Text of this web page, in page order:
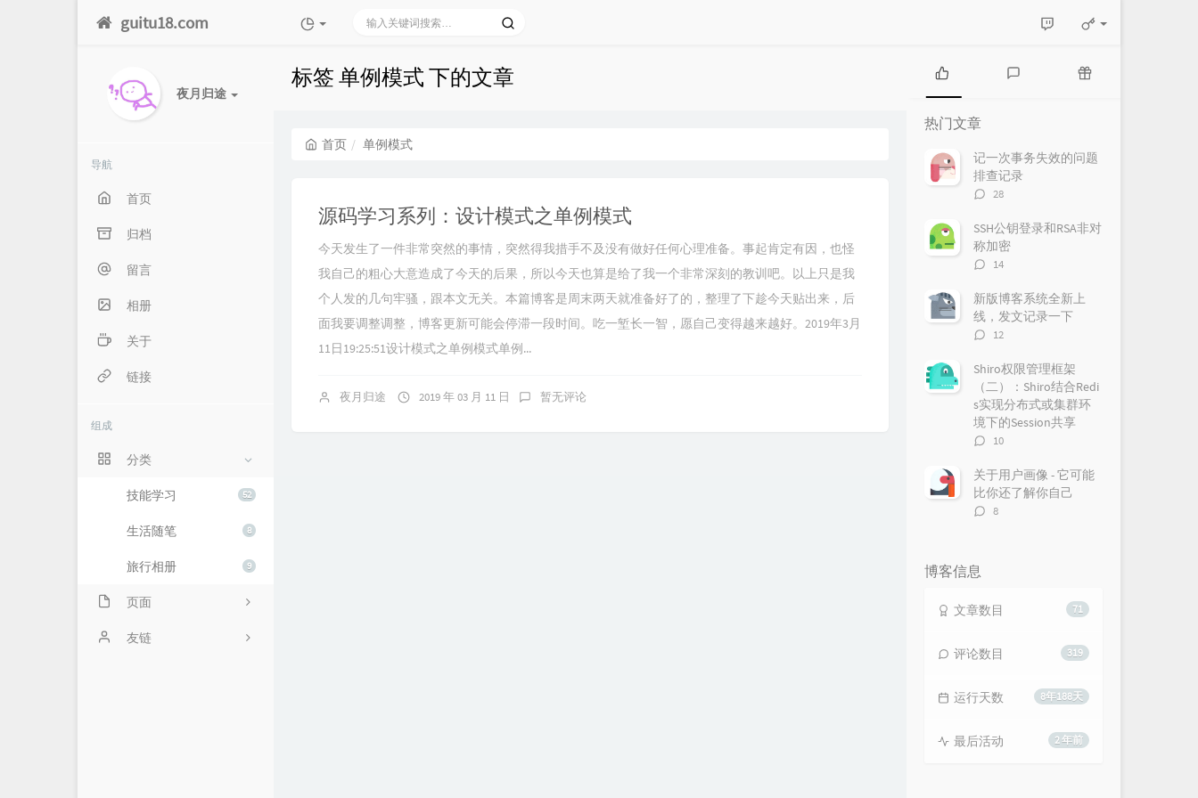
guitu18.com
夜月归途
导航
首页
归档
留言
相册
关于
链接
组成
分类
52
技能学习
8
生活随笔
9
旅行相册
页面
时光机
友链
标签 单例模式 下的文章
首页 单例模式
源码学习系列：设计模式之单例模式
今天发生了一件非常突然的事情，突然得我措手不及没有做好任何心理准备。事起肯定有因，也怪
我自己的粗心大意造成了今天的后果，所以今天也算是给了我一个非常深刻的教训吧。以上只是我
个人发的几句牢骚，跟本文无关。本篇博客是周末两天就准备好了的，整理了下趁今天贴出来，后
面我要调整调整，博客更新可能会停滞一段时间。吃一堑长一智，愿自己变得越来越好。2019年3月
11日19:25:51设计模式之单例模式单例...
夜月归途 2019 年 03 月 11 日 暂无评论
热
门
文
章
论
章
热门文章
记一次事务失效的问题
排查记录
评
数：
28
SSH公钥登录和RSA非对
称加密
评
数：
14
新版博客系统全新上
线，发文记录一下
评
数：
12
Shiro权限管理框架
（二）：Shiro结合Redi
s实现分布式或集群环
境下的Session共享
评
数：
10
关于用户画像 - 它可能
比你还了解你自己
评
8
博客信息
71
文章数目
319
评论数目
8年188天
运行天数
2 年前
最后活动